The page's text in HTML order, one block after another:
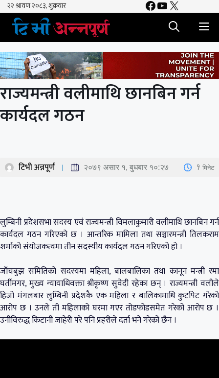
Skip
content
Facebook
YouTube
X
राज्यमन्त्री वलीमाथि छानबिन गर्न
कार्यदल गठन
टिभी अन्नपूर्ण २०७९ असार १, बुधबार १०:२७ 1 मिनेट
लुम्बिनी प्रदेशसभा सदस्य एवं राज्यमन्त्री विमलाकुमारी वलीमाथि छानबिन गर्न
कार्यदल गठन गरिएको छ । आन्तरिक मामिला तथा सञ्चारमन्त्री तिलकराम
शर्माको संयोजकत्वमा तीन सदस्यीय कार्यदल गठन गरिएको हो ।
जाँचबुझ समितिको सदस्यमा महिला, बालबालिका तथा कानून मन्त्री रमा
घर्तीमगर, मुख्य न्यायाधिवक्ता श्रीकृष्ण सुवेदी रहेका छन् । राज्यमन्त्री वलीले
हिजो मंगलबार लुम्बिनी प्रदेशकै एक महिला र बालिकामाथि कुटपिट गरेको
आरोप छ । उनले ती महिलाको घरमा गएर तोडफोडसमेत गरेको आरोप छ ।
उनीविरुद्ध किटानी जाहेरी परे पनि प्रहरीले दर्ता भने गरेको छैन ।